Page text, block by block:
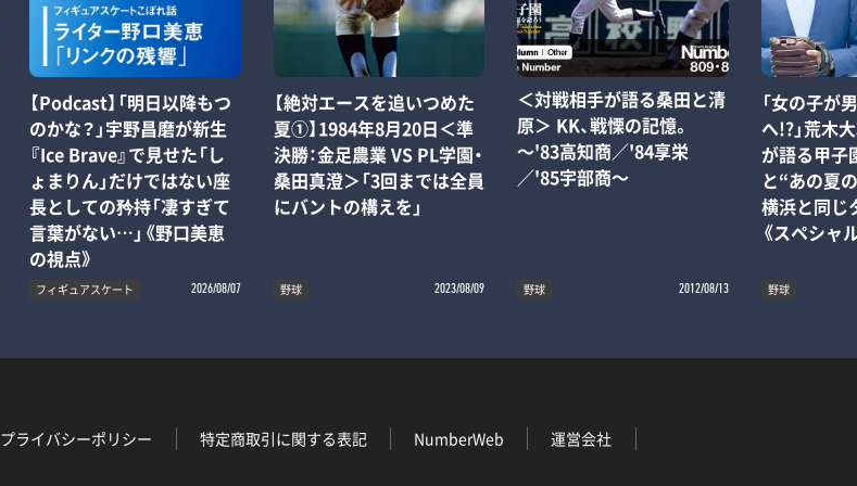
【Podcast】「明日以降もつ
のかな？」宇野昌磨が新生
『Ice Brave』で見せた「し
ょまりん」だけではない座
長としての矜持「凄すぎて
言葉がない…」《野口美恵
の視点》
フィギュアスケート 2026/08/07
【絶対エースを追いつめた
夏①】1984年8月20日＜準
決勝：金足農業 VS PL学園・
桑田真澄＞「3回までは全員
にバントの構えを」
野球 2023/08/09
＜対戦相手が語る桑田と清
原＞ KK、戦慄の記憶。
～'83高知商／'84享栄
／'85宇部商～
野球 2012/08/13
「女の子が
へ!?」荒木
が語る甲子
と“あの夏
横浜と同じ
《スペシャ
野球
プライバシーポリシー 特定商取引に関する表記 NumberWeb 運営会社